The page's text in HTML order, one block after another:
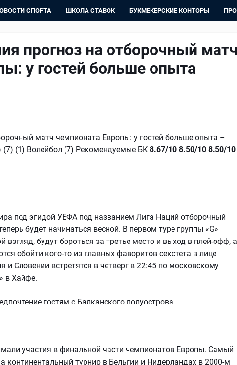
СПОРТА ШКОЛА СТАВОК БУКМЕКЕРСКИЕ КОНТОРЫ
прогноз на отборочный
у гостей больше опыта
матч чемпионата Европы: у гостей больше опыта –
(7) (1) Волейбол (7) Рекомендуемые БК 8.67/10 8.50/10 8.50/10
под эгидой УЕФА под названием Лига Наций отборочный
будет начинаться весной. В первом туре группы «G»
взгляд, будут бороться за третье место и выход в плей-офф, а
обойти кого-то из главных фаворитов секстета в лице
Словении встретятся в четверг в 22:45 по московскому
в Хайфе.
гостям с Балканского полуострова.
участия в финальной части чемпионатов Европы. Самый
континентальный турнир в Бельгии и Нидерландах в 2000-м